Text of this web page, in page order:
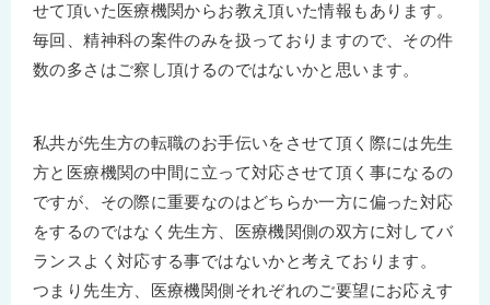
せて頂いた医療機関からお教え頂いた情報もあります。
毎回、精神科の案件のみを扱っておりますので、その件
数の多さはご察し頂けるのではないかと思います。
私共が先生方の転職のお手伝いをさせて頂く際には先生
方と医療機関の中間に立って対応させて頂く事になるの
ですが、その際に重要なのはどちらか一方に偏った対応
をするのではなく先生方、医療機関側の双方に対してバ
ランスよく対応する事ではないかと考えております。
つまり先生方、医療機関側それぞれのご要望にお応えす